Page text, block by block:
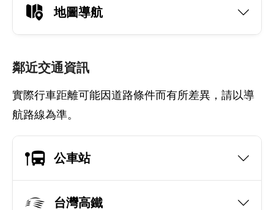
地圖導航
鄰近交通資訊
實際行車距離可能因道路條件而有所差異，請以導
航路線為準。
公車站
台灣高鐵